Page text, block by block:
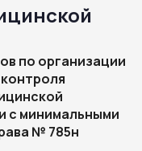
по организации
с минимальными
№ 785н